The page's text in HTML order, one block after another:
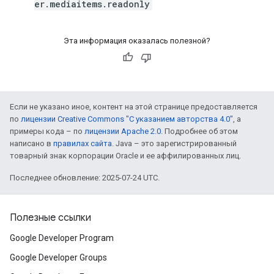
er.mediaitems.readonly
Эта информация оказалась полезной?
Если не указано иное, контент на этой странице предоставляется
по лицензии Creative Commons "С указанием авторства 4.0", а
примеры кода – по лицензии Apache 2.0. Подробнее об этом
написано в правилах сайта. Java – это зарегистрированный
товарный знак корпорации Oracle и ее аффилированных лиц.
Последнее обновление: 2025-07-24 UTC.
Полезные ссылки
Google Developer Program
Google Developer Groups